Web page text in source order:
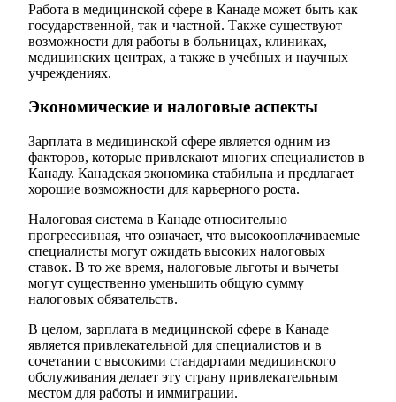
Работа в медицинской сфере в Канаде может быть как
государственной, так и частной. Также существуют
возможности для работы в больницах, клиниках,
медицинских центрах, а также в учебных и научных
учреждениях.
Экономические и налоговые аспекты
Зарплата в медицинской сфере является одним из
факторов, которые привлекают многих специалистов в
Канаду. Канадская экономика стабильна и предлагает
хорошие возможности для карьерного роста.
Налоговая система в Канаде относительно
прогрессивная, что означает, что высокооплачиваемые
специалисты могут ожидать высоких налоговых
ставок. В то же время, налоговые льготы и вычеты
могут существенно уменьшить общую сумму
налоговых обязательств.
В целом, зарплата в медицинской сфере в Канаде
является привлекательной для специалистов и в
сочетании с высокими стандартами медицинского
обслуживания делает эту страну привлекательным
местом для работы и иммиграции.